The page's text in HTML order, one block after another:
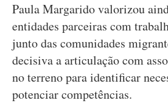
Paula Margarido valorizou
entidades parceiras com
junto das comunidades
decisiva a articulação com
no terreno para identificar
potenciar competências.